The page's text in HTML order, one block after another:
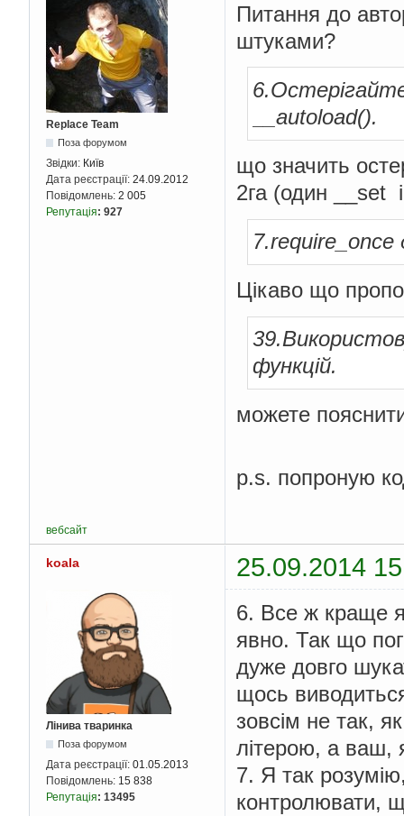
Replace Team
Поза форумом
Звідки: Київ
Дата реєстрації: 24.09.2012
Повідомлень: 2 005
Репутація: 927
Питання до
штуками?
__autoload().
що значить
2га (один __set
Цікаво що
функцій.
можете
p.s. попроную
вебсайт
koala 25.09.2014
Лінива тваринка
Поза форумом
Дата реєстрації: 01.05.2013
Повідомлень: 15 838
Репутація: 13495
6. Все ж краще
явно. Так що
дуже довго
щось
зовсім не так,
літерою, а ваш,
7. Я так
контролювати,